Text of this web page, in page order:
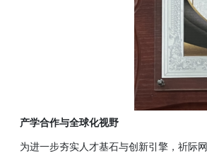
产学合作与全球化视野
为进一步夯实人才基石与创新引擎，祈际